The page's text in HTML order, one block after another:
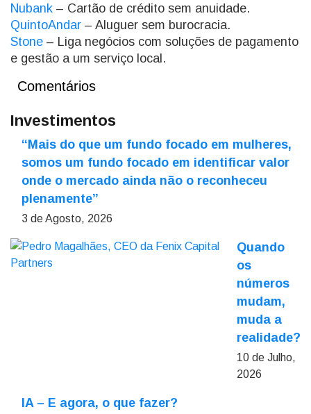
Nubank – Cartão de crédito sem anuidade.
QuintoAndar – Aluguer sem burocracia.
Stone – Liga negócios com soluções de pagamento
e gestão a um serviço local.
Comentários
Investimentos
“Mais do que um fundo focado em mulheres,
somos um fundo focado em identificar valor
onde o mercado ainda não o reconheceu
plenamente”
3 de Agosto, 2026
Quando
os
números
mudam,
muda a
realidade?
10 de Julho,
2026
IA – E agora, o que fazer?